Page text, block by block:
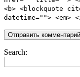
<b> <blockquote
datetime="">
Search: